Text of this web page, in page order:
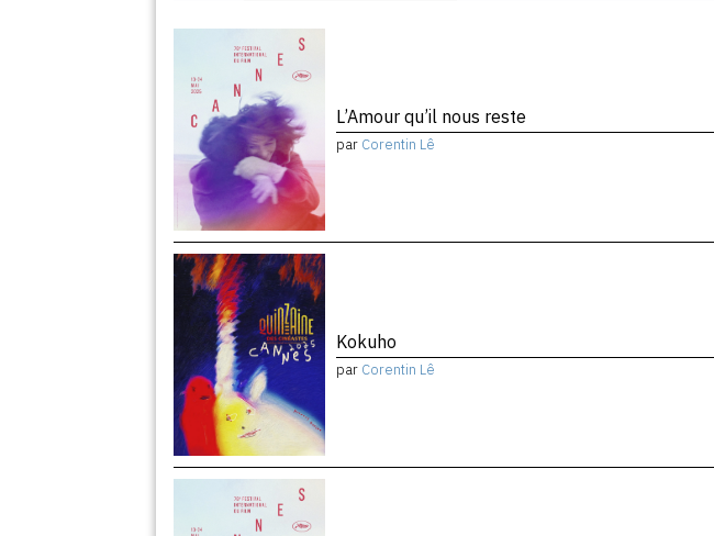
L’Amour qu’il nous reste
par Corentin Lê
Kokuho
par Corentin Lê